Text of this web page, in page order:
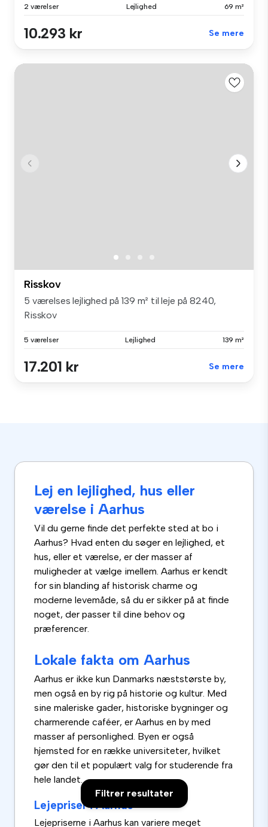
Filtrer resultater
2 værelser Lejlighed 69 m²
10.293 kr Se mere
Risskov
5 værelses lejlighed på 139 m² til leje på 8240,
Risskov
5 værelser Lejlighed 139 m²
17.201 kr Se mere
Lej en lejlighed, hus eller
værelse i Aarhus
Vil du gerne finde det perfekte sted at bo i
Aarhus? Hvad enten du søger en lejlighed, et
hus, eller et værelse, er der masser af
muligheder at vælge imellem. Aarhus er kendt
for sin blanding af historisk charme og
moderne levemåde, så du er sikker på at finde
noget, der passer til dine behov og
præferencer.
Lokale fakta om Aarhus
Aarhus er ikke kun Danmarks næststørste by,
men også en by rig på historie og kultur. Med
sine maleriske gader, historiske bygninger og
charmerende caféer, er Aarhus en by med
masser af personlighed. Byen er også
hjemsted for en række universiteter, hvilket
gør den til et populært valg for studerende fra
hele landet.
Lejepriser i Aarhus
Lejepriserne i Aarhus kan variere meget